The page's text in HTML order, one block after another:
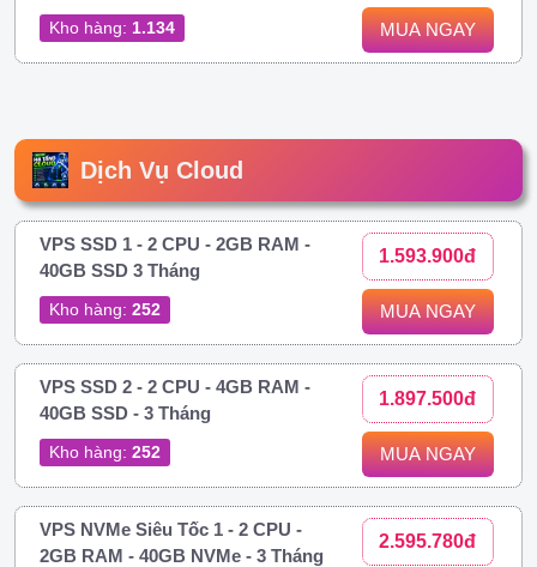
Kho hàng: 1.134 MUA NGAY
Dịch Vụ Cloud
VPS SSD 1 - 2 CPU - 2GB RAM -
40GB SSD 3 Tháng
Kho hàng: 252
1.593.900đ
MUA NGAY
VPS SSD 2 - 2 CPU - 4GB RAM -
40GB SSD - 3 Tháng
Kho hàng: 252
1.897.500đ
MUA NGAY
VPS NVMe Siêu Tốc 1 - 2 CPU -
2GB RAM - 40GB NVMe - 3 Tháng
2.595.780đ